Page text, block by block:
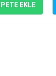
EKLE